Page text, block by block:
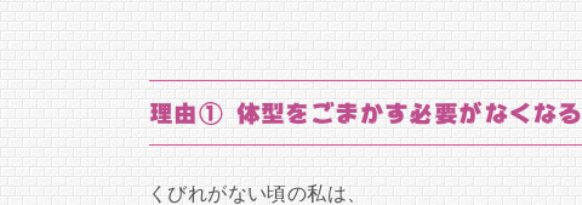
理由① 体型をごまかす必要がなくなる
くびれがない頃の私は、